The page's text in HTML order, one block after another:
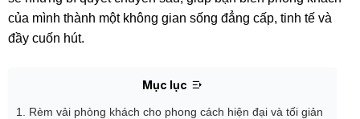
của mình thành một không gian sống đẳng cấp, tinh tế và
đầy cuốn hút.
Mục lục
1. Rèm vải phòng khách cho phong cách hiện đại và tối giản